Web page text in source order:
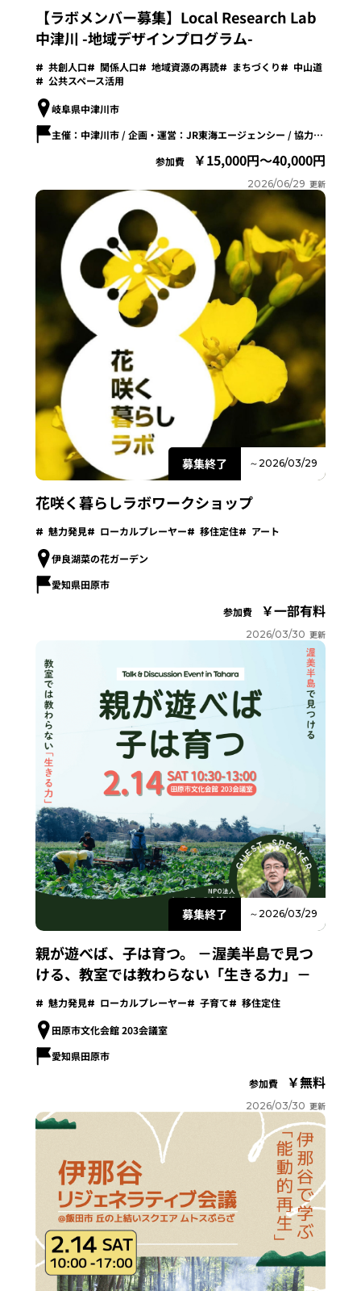
【ラボメンバー募集】Local Research Lab
中津川 -地域デザインプログラム-
共創人口 関係人口 地域資源の再読 まちづくり
中山道
公共スペース活用
岐阜県中津川市
主催：中津川市 / 企画・運営：JR東海エージェンシー / 協力：KESIKI
参加費
15,000円～40,000円
2026/06/29 更新
募集終了 ～2026/03/29
花咲く暮らしラボワークショップ
魅力発見 ローカルプレーヤー 移住定住 アート
伊良湖菜の花ガーデン
愛知県田原市
参加費
一部有料
2026/03/30 更新
募集終了 ～2026/03/29
親が遊べば、子は育つ。 －渥美半島で見つ
ける、教室では教わらない「生きる力」－
魅力発見 ローカルプレーヤー 子育て 移住定住
田原市文化会館 203会議室
愛知県田原市
参加費
無料
2026/03/30 更新